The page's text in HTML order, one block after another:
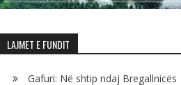
LAJMET E FUNDIT
Gafuri: Në shtip ndaj Bregallnicës